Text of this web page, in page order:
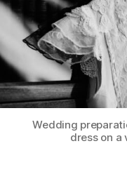
Wedding
dress on a